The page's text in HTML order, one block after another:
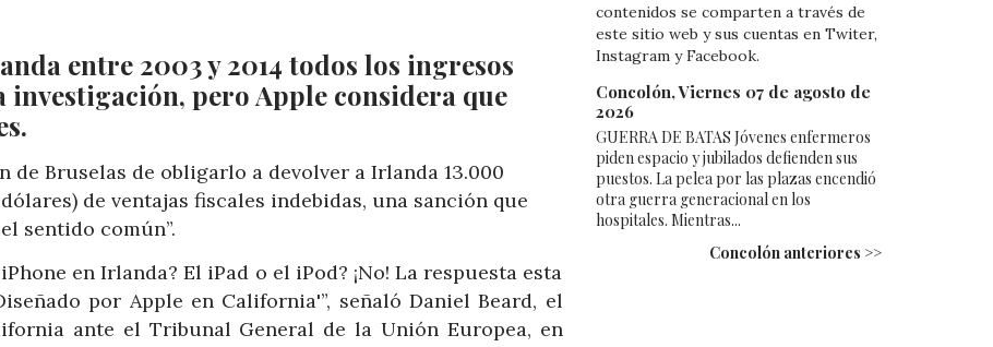
entre 2003 y 2014 todos los ingresos
pero Apple considera que
Bruselas de obligarlo a devolver a Irlanda 13.000
de ventajas fiscales indebidas, una sanción que
sentido común”.
en Irlanda? El iPad o el iPod? ¡No! La respuesta esta
por Apple en California'”, señaló Daniel Beard, el
ante el Tribunal General de la Unión Europea, en
contenidos se comparten a través de
este sitio web y sus cuentas en Twiter,
Instagram y Facebook.
Concolón, Viernes 07 de agosto de
2026
GUERRA DE BATAS Jóvenes enfermeros
piden espacio y jubilados defienden sus
puestos. La pelea por las plazas encendió
otra guerra generacional en los
hospitales. Mientras...
Concolón anteriores >>